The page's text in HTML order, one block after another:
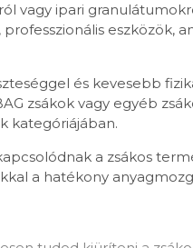
vagy ipari
professzionális eszközök,
és kevesebb
zsákok vagy egyéb
kategóriájában.
a zsákos
a hatékony